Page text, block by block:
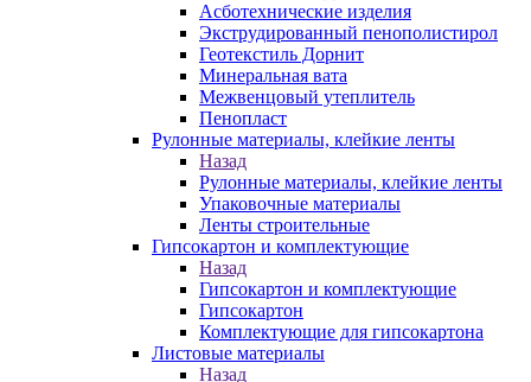
Асботехнические изделия
Экструдированный пенополистирол
Геотекстиль Дорнит
Минеральная вата
Межвенцовый утеплитель
Пенопласт
Рулонные материалы, клейкие ленты
Назад
Рулонные материалы, клейкие ленты
Упаковочные материалы
Ленты строительные
Гипсокартон и комплектующие
Назад
Гипсокартон и комплектующие
Гипсокартон
Комплектующие для гипсокартона
Листовые материалы
Назад